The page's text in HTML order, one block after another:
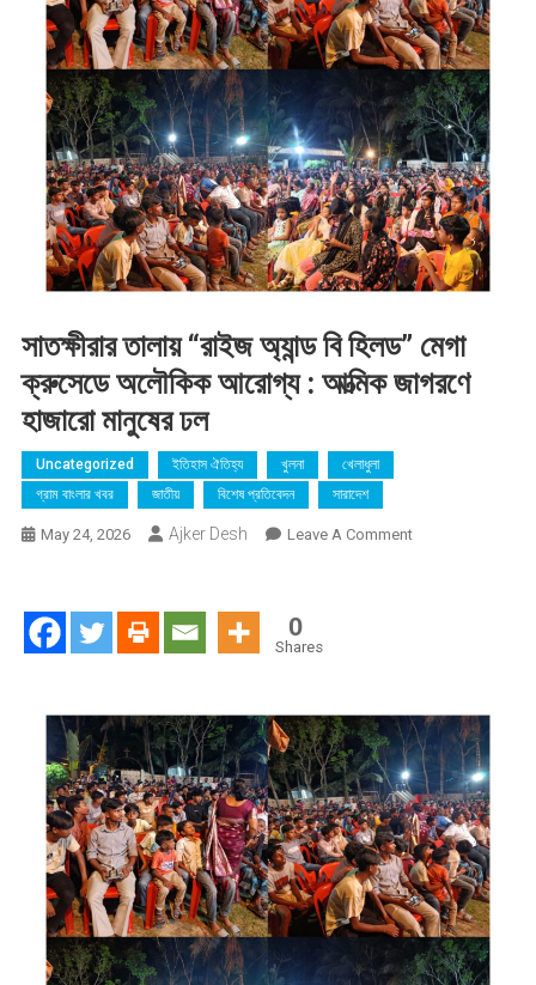
সাতক্ষীরার তালায় “রাইজ অ্যান্ড বি হিলড” মেগা
ক্রুসেডে অলৌকিক আরোগ্য : আত্মিক জাগরণে
হাজারো মানুষের ঢল
Uncategorized ইতিহাস ঐতিহ্য খুলনা
খেলাধুলা
গ্রাম বাংলার খবর
জাতীয় বিশেষ প্রতিবেদন সারাদেশ
May 24, 2026 Ajker Desh Leave A CommentOn
মেগা
ক্রুসেডে
অলৌকিক
আরোগ্য
:
আত্মিক
জাগরণে
হাজারো
মানুষের
ঢল
0
Shares